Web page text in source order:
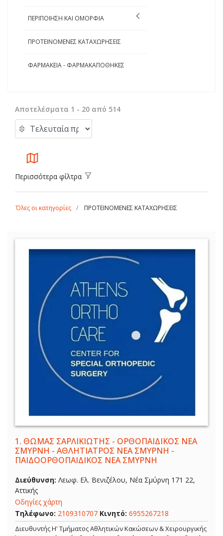
ΠΕΡΙΠΟΙΗΣΗ ΚΑΙ ΟΜΟΡΦΙΑ
ΠΡΟΤΕΙΝΟΜΕΝΕΣ ΚΑΤΑΧΩΡΗΣΕΙΣ
ΦΑΡΜΑΚΕΙΑ - ΦΑΡΜΑΚΑΠΟΘΗΚΕΣ
Αποτελέσματα 1 - 20 από 514
Περισσότερα φίλτρα
Όλες οι κατηγορίες ΠΡΟΤΕΙΝΟΜΕΝΕΣ ΚΑΤΑΧΩΡΗΣΕΙΣ
1. ΘΩΜΑΣ ΣΑΡΛΙΚΙΩΤΗΣ - ΟΡΘΟΠΑΙΔΙΚΟΣ ΝΕΑ
ΣΜΥΡΝΗ - ΑΘΛΗΤΙΑΤΡΟΣ ΝΕΑ ΣΜΥΡΝΗ -
ΠΑΙΔΟΟΡΘΟΠΑΙΔΙΚΟΣ ΝΕΑ ΣΜΥΡΝΗ
Διεύθυνση: Λεωφ. Ελ. Βενιζέλου, Νέα Σμύρνη 171 22,
Αττικής
Οδηγίες χάρτη
Τηλέφωνο: 2109310707 Κινητό: 6955267218
Διευθυντής Η' Τμήματος Αθλητικών Κακώσεων & Χειρουργικής